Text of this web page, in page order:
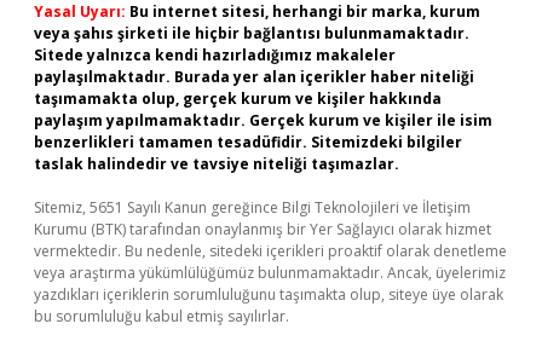
Yasal Uyarı: Bu internet sitesi, herhangi bir marka, kurum
veya şahıs şirketi ile hiçbir bağlantısı bulunmamaktadır.
Sitede yalnızca kendi hazırladığımız makaleler
paylaşılmaktadır. Burada yer alan içerikler haber niteliği
taşımamakta olup, gerçek kurum ve kişiler hakkında
paylaşım yapılmamaktadır. Gerçek kurum ve kişiler ile isim
benzerlikleri tamamen tesadüfidir. Sitemizdeki bilgiler
taslak halindedir ve tavsiye niteliği taşımazlar.
Sitemiz, 5651 Sayılı Kanun gereğince Bilgi Teknolojileri ve İletişim
Kurumu (BTK) tarafından onaylanmış bir Yer Sağlayıcı olarak hizmet
vermektedir. Bu nedenle, sitedeki içerikleri proaktif olarak denetleme
veya araştırma yükümlülüğümüz bulunmamaktadır. Ancak, üyelerimiz
yazdıkları içeriklerin sorumluluğunu taşımakta olup, siteye üye olarak
bu sorumluluğu kabul etmiş sayılırlar.